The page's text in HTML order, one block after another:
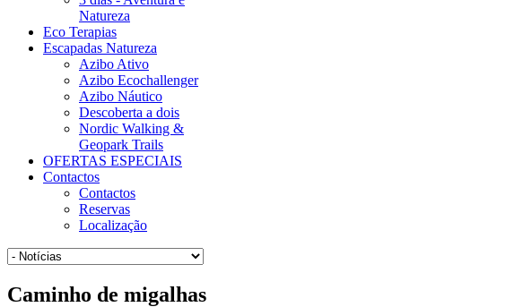
Natureza
Eco Terapias
Escapadas Natureza
Azibo Ativo
Azibo Ecochallenger
Azibo Náutico
Descoberta a dois
Nordic Walking &
Geopark Trails
OFERTAS ESPECIAIS
Contactos
Contactos
Reservas
Localização
Caminho de migalhas